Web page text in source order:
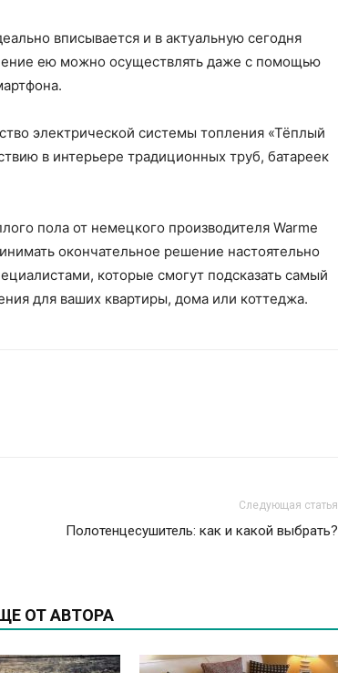
вписывается и в актуальную сегодня
ею можно осуществлять даже с помощью
электрической системы топления «Тёплый
в интерьере традиционных труб, батареек
пола от немецкого производителя Warme
окончательное решение настоятельно
которые смогут подсказать самый
для ваших квартиры, дома или коттеджа.
Следующая статья
Полотенцесушитель: как и какой выбрать?
ОТ АВТОРА